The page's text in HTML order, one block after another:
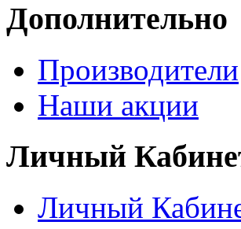
Дополнительно
Производители
Наши акции
Личный
Личный